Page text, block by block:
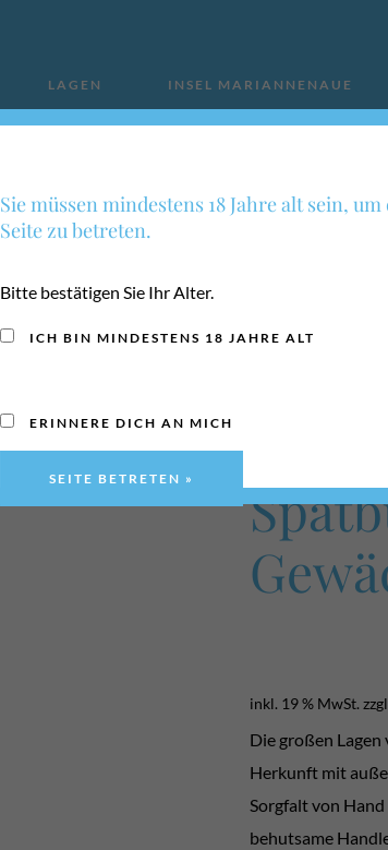
LAGEN INSEL MARIANNENAUE
inkl. 19 % MwSt.
Die großen
Herkunft mit
Sorgfalt von
behutsame
Sie müssen mindestens 18 Jahre alt sein, um
Seite zu betreten.
Bitte bestätigen Sie Ihr Alter.
ICH BIN MINDESTENS 18 JAHRE ALT
ERINNERE DICH AN MICH